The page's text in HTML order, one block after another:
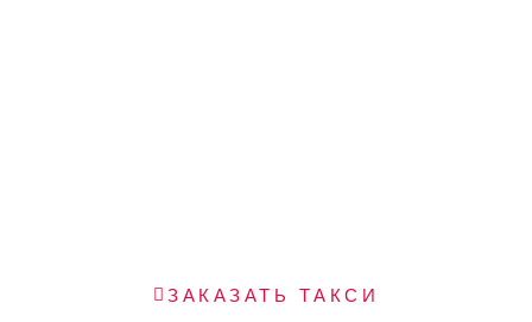
ЗАКАЗАТЬ ТАКСИ